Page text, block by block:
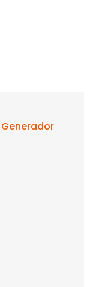
Generador